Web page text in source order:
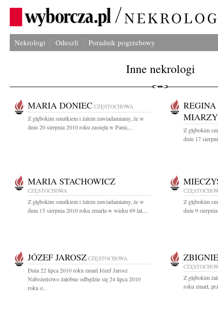
Nekrologi Odeszli Poradnik pogrzebowy
Inne nekrologi
MARIA DONIEC CZĘSTOCHOWA
Z głębokim smutkiem i żalem zawiadamiamy, że w
dniu 20 sierpnia 2010 roku zasnęła w Panu,...
Z głębokim
dniu 17
MARIA STACHOWICZ
CZĘSTOCHOWA
Z głębokim smutkiem i żalem zawiadamiamy, że w
dniu 15 sierpnia 2010 roku zmarła w wieku 69 lat,...
Z głębokim
dniu 9
JÓZEF JAROSZ CZĘSTOCHOWA
Dnia 22 lipca 2010 roku zmarł Józef Jarosz
Nabożeństwo żałobne odbędzie się 24 lipca 2010
roku o...
Z głębokim
roku zmarł,